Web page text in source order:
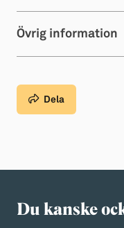
Övrig information
Dela
Du kanske